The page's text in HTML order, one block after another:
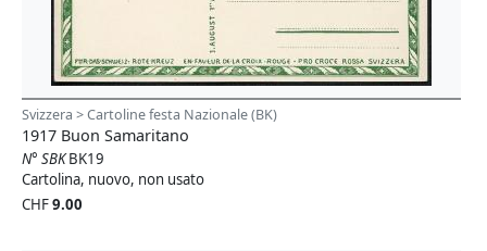
Svizzera > Cartoline festa Nazionale (BK)
1917 Buon Samaritano
N° SBKBK19
Cartolina, nuovo, non usato
CHF9.00